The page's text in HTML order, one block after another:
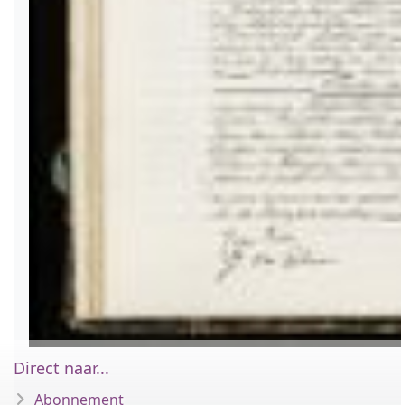
Direct naar...
Abonnement